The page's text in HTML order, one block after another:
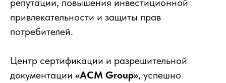
репутации, повышения инвестиционной
привлекательности и защиты прав
потребителей.
Центр сертификации и разрешительной
документации «АСМ Group», успешно